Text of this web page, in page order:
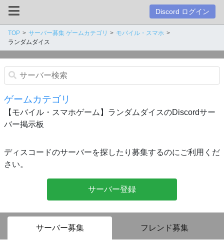
Discord ログイン
TOP サーバー募集 ゲームカテゴリ
モバイル・スマホ
ランダムダイス
ゲームカテゴリ
【モバイル・スマホゲーム】ランダムダイスのDiscordサー
バー掲示板
ディスコードのサーバーを探したり募集するのにご利用くだ
さい。
サーバー登録
サーバー募集 フレンド募集